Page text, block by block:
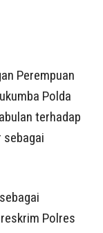
Perempuan
Polda
terhadap
sebagai
Polres